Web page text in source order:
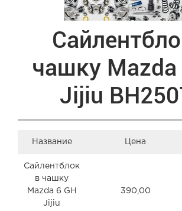
чашку Mazda
Jijiu
Название Цена
Сайлентблок
в чашку
Mazda 6 GH
Jijiu
390,00